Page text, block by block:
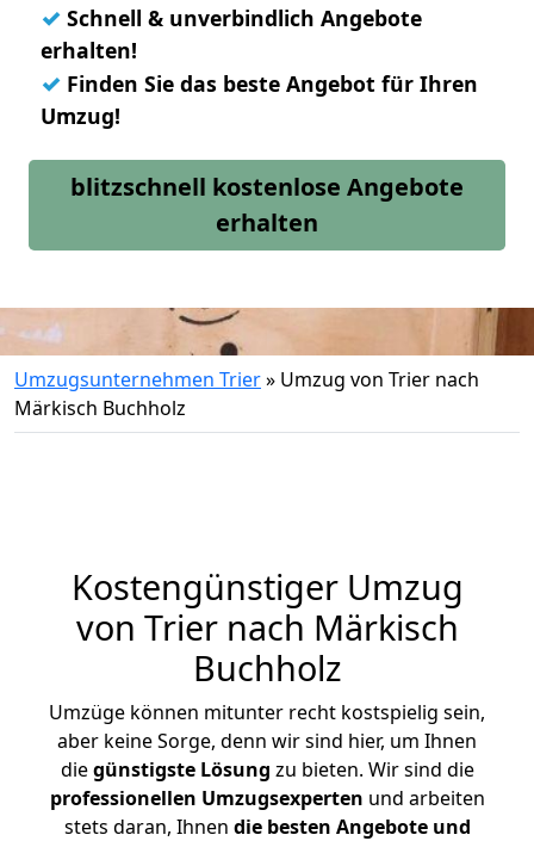
✓ Schnell & unverbindlich Angebote
erhalten!
✓ Finden Sie das beste Angebot für Ihren
Umzug!
blitzschnell kostenlose Angebote
erhalten
Umzugsunternehmen Trier» Umzug von Trier nach
Märkisch Buchholz
Kostengünstiger Umzug
von Trier nach Märkisch
Buchholz
Umzüge können mitunter recht kostspielig sein,
aber keine Sorge, denn wir sind hier, um Ihnen
diegünstigste Lösung zu bieten. Wir sind die
professionellen Umzugsexperten und arbeiten
stets daran, Ihnen die besten Angebote und